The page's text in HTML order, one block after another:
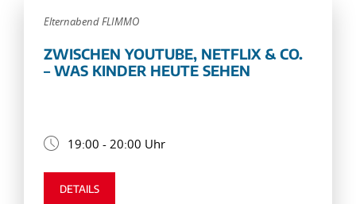
Elternabend FLIMMO
ZWISCHEN YOUTUBE, NETFLIX & CO.
– WAS KINDER HEUTE SEHEN
19:00 - 20:00 Uhr
DETAILS